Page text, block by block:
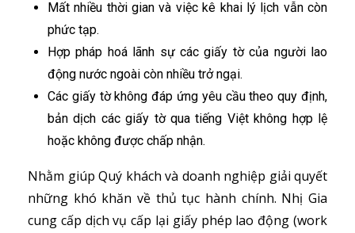
Mất nhiều thời gian và việc kê khai lý lịch vẫn còn
phức tạp.
Hợp pháp hoá lãnh sự các giấy tờ của người lao
động nước ngoài còn nhiều trở ngại.
Các giấy tờ không đáp ứng yêu cầu theo quy định,
bản dịch các giấy tờ qua tiếng Việt không hợp lệ
hoặc không được chấp nhận.
Nhằm giúp Quý khách và doanh nghiệp giải quyết
những khó khăn về thủ tục hành chính. Nhị Gia
cung cấp dịch vụ cấp lại giấy phép lao động (work